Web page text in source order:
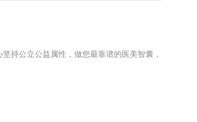
持公立公益属性，做您最靠谱的医美智囊，